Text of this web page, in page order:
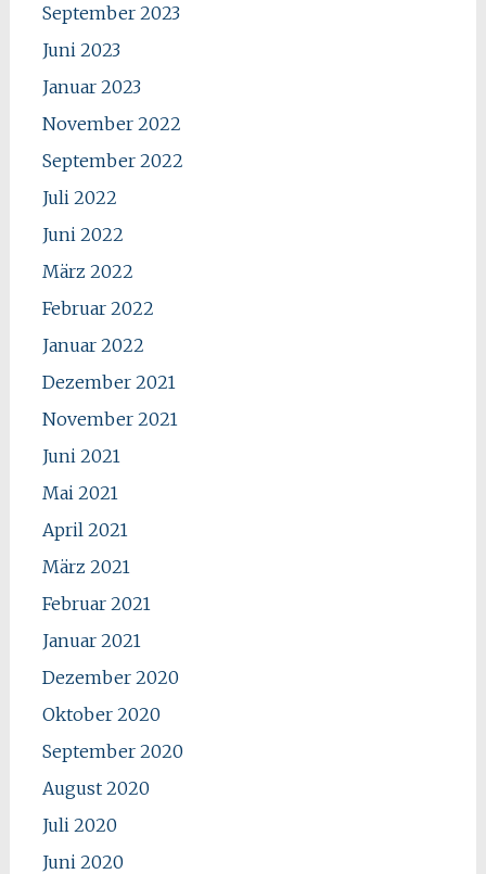
September 2023
Juni 2023
Januar 2023
November 2022
September 2022
Juli 2022
Juni 2022
März 2022
Februar 2022
Januar 2022
Dezember 2021
November 2021
Juni 2021
Mai 2021
April 2021
März 2021
Februar 2021
Januar 2021
Dezember 2020
Oktober 2020
September 2020
August 2020
Juli 2020
Juni 2020